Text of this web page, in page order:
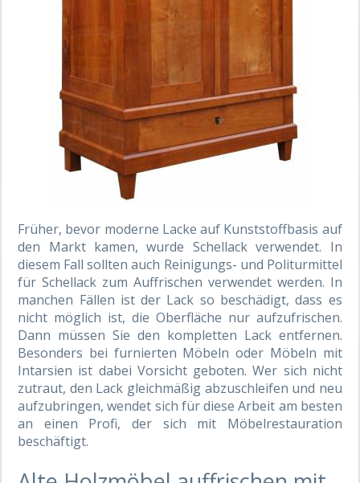
Früher, bevor moderne Lacke auf Kunststoffbasis auf
den Markt kamen, wurde Schellack verwendet. In
diesem Fall sollten auch Reinigungs- und Politurmittel
für Schellack zum Auffrischen verwendet werden. In
manchen Fällen ist der Lack so beschädigt, dass es
nicht möglich ist, die Oberfläche nur aufzufrischen.
Dann müssen Sie den kompletten Lack entfernen.
Besonders bei furnierten Möbeln oder Möbeln mit
Intarsien ist dabei Vorsicht geboten. Wer sich nicht
zutraut, den Lack gleichmäßig abzuschleifen und neu
aufzubringen, wendet sich für diese Arbeit am besten
an einen Profi, der sich mit Möbelrestauration
beschäftigt.